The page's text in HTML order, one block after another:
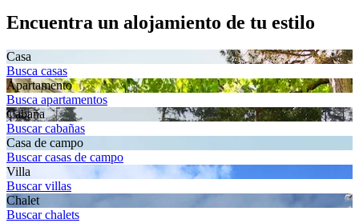
Encuentra un alojamiento de tu estilo
Casa
Busca casas
Apartamento
Busca apartamentos
Cabaña
Buscar cabañas
Casa de campo
Buscar casas de campo
Villa
Buscar villas
Chalet
Buscar chalets